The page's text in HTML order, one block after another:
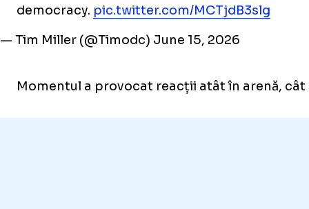
democracy. pic.twitter.com/MCTjdB3slg
— Tim Miller (@Timodc) June 15, 2026
Momentul a provocat reacții atât în arenă,